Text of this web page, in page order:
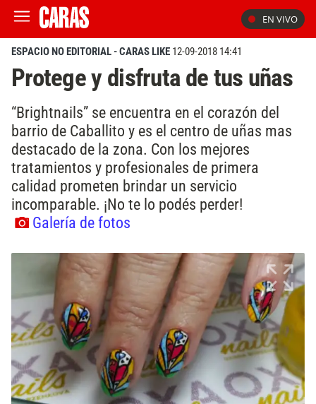
EN VIVO
ESPACIO NO EDITORIAL - CARAS LIKE 12-09-2018 14:41
Protege y disfruta de tus uñas
“Brightnails” se encuentra en el corazón del
barrio de Caballito y es el centro de uñas mas
destacado de la zona. Con los mejores
tratamientos y profesionales de primera
calidad prometen brindar un servicio
incomparable. ¡No te lo podés perder!
Galería de fotos